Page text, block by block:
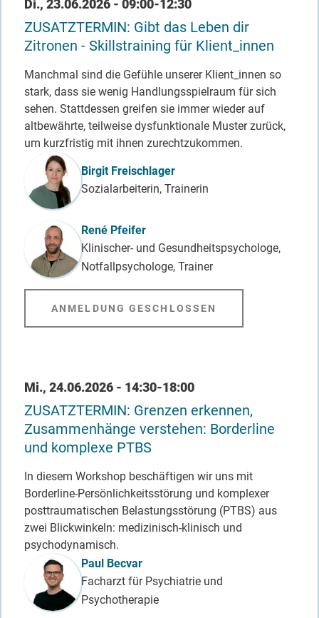
Di., 23.06.2026 - 09:00-12:30
ZUSATZTERMIN: Gibt das Leben dir
Zitronen - Skillstraining für Klient_innen
Manchmal sind die Gefühle unserer Klient_innen so
stark, dass sie wenig Handlungsspielraum für sich
sehen. Stattdessen greifen sie immer wieder auf
altbewährte, teilweise dysfunktionale Muster zurück,
um kurzfristig mit ihnen zurechtzukommen.
Referent_in
Birgit Freischlager
Sozialarbeiterin, Trainerin
René Pfeifer
Klinischer- und Gesundheitspsychologe,
Notfallpsychologe, Trainer
ANMELDUNG GESCHLOSSEN
Datum / Uhrzeit
Mi., 24.06.2026 - 14:30-18:00
ZUSATZTERMIN: Grenzen erkennen,
Zusammenhänge verstehen: Borderline
und komplexe PTBS
In diesem Workshop beschäftigen wir uns mit
Borderline-Persönlichkeitsstörung und komplexer
posttraumatischen Belastungsstörung (PTBS) aus
zwei Blickwinkeln: medizinisch-klinisch und
psychodynamisch.
Referent_inPaul Becvar
Facharzt für Psychiatrie und
Psychotherapie